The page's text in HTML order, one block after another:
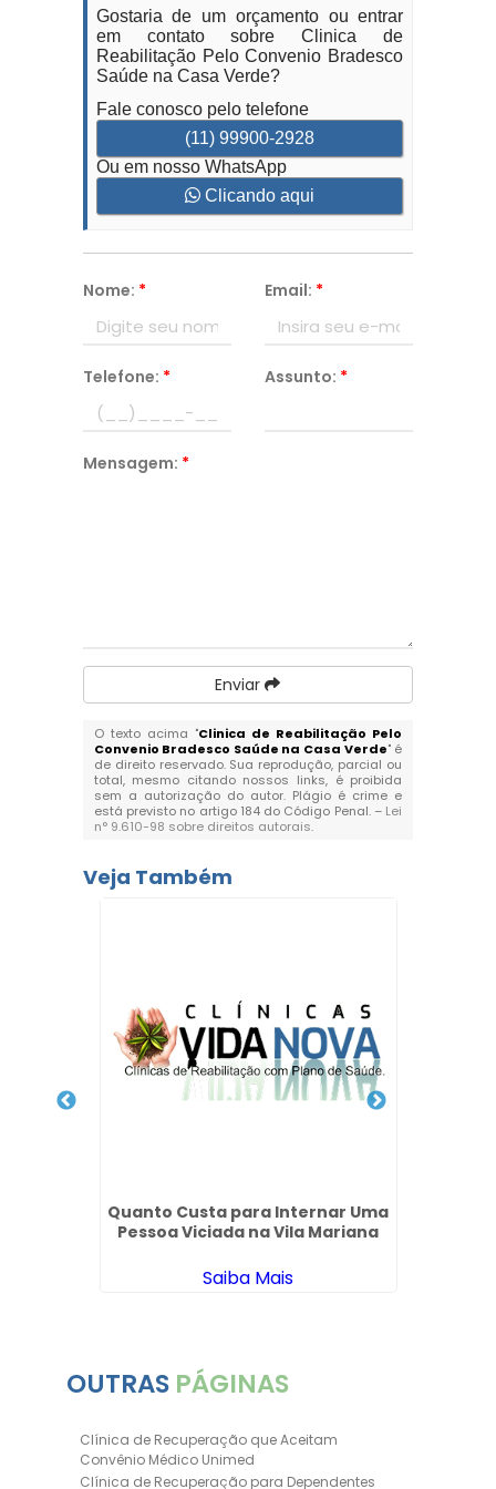
Gostaria de um orçamento ou entrar
em contato sobre Clinica de
Reabilitação Pelo Convenio Bradesco
Saúde na Casa Verde?
Fale conosco pelo telefone
(11) 99900-2928
Ou em nosso WhatsApp
Clicando aqui
Nome: * Email: *
Telefone: * Assunto: *
Mensagem: *
Enviar
O texto acima "Clinica de Reabilitação Pelo
Convenio Bradesco Saúde na Casa Verde" é
de direito reservado. Sua reprodução, parcial ou
total, mesmo citando nossos links, é proibida
sem a autorização do autor. Plágio é crime e
está previsto no artigo 184 do Código Penal. – Lei
n° 9.610-98 sobre direitos autorais.
Veja Também
Quanto Custa para Internar Uma
Pessoa Viciada na Vila Mariana
Saiba Mais
OUTRAS PÁGINAS
Clínica de Recuperação que Aceitam
Convênio Médico Unimed
Clínica de Recuperação para Dependentes